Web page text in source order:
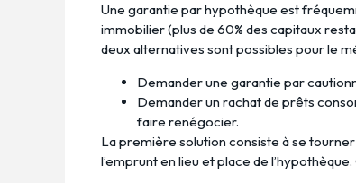
Une garantie par hypothèque est
immobilier (plus de 60% des capitaux
deux alternatives sont possibles pour le
Demander une garantie par
Demander un rachat de prêts
faire renégocier.
La première solution consiste à se
l’emprunt en lieu et place de